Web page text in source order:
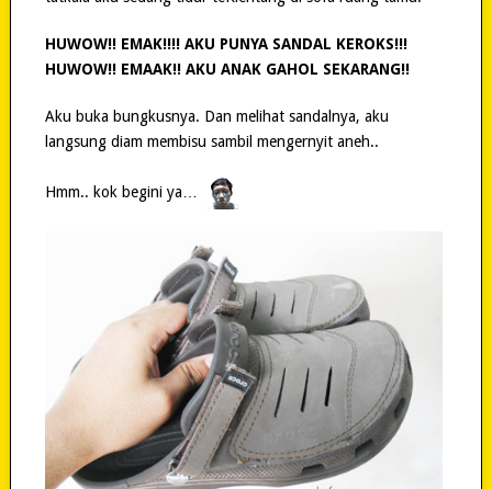
HUWOW!! EMAK!!!! AKU PUNYA SANDAL KEROKS!!!
HUWOW!! EMAAK!! AKU ANAK GAHOL SEKARANG!!
Aku buka bungkusnya. Dan melihat sandalnya, aku
langsung diam membisu sambil mengernyit aneh..
Hmm.. kok begini ya…